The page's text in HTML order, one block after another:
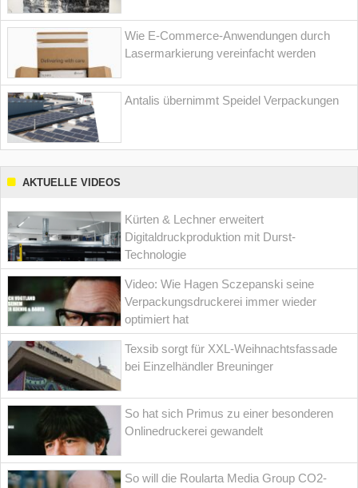
Wie E-Commerce-Anwendungen durch
Lasermarkierung vereinfacht werden
Antalis übernimmt Speidel Verpackungen
AKTUELLE VIDEOS
Kürten & Lechner erweitert
Digitaldruckproduktion mit Durst-
Technologie
Video: Wie Hagen Sczepanski seine
Verpackungsdruckerei immer wieder
optimiert hat
Texsib sorgt für XXL-Weihnachtsfassade
bei Einzelhändler Breuninger
So hat sich Primus zu einer besonderen
Onlinedruckerei gewandelt
So will die Roularta Media Group CO2-